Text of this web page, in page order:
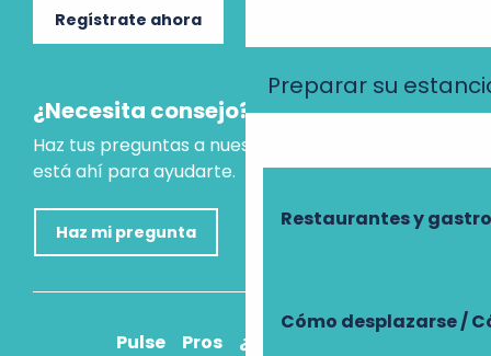
Preparar su
Restaurantes y
Cómo desplazarse /
Regístrate ahora
¿Necesita consejo?
Haz tus preguntas a nuestro asistente virtual, que
está ahí para ayudarte.
Haz mi pregunta
Pulse Pros ¿Cómo llegar?